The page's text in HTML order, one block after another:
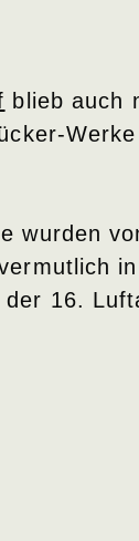
blieb auch
wurden
16.